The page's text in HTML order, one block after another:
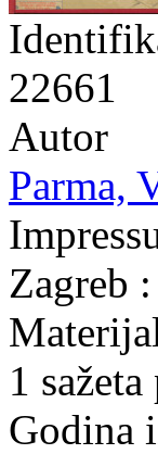
22661
Autor
Parma,
Zagreb
1
Godina